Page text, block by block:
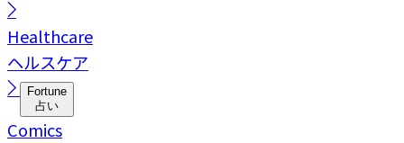
Healthcare
ヘルスケア
Fortune
占い
Comics